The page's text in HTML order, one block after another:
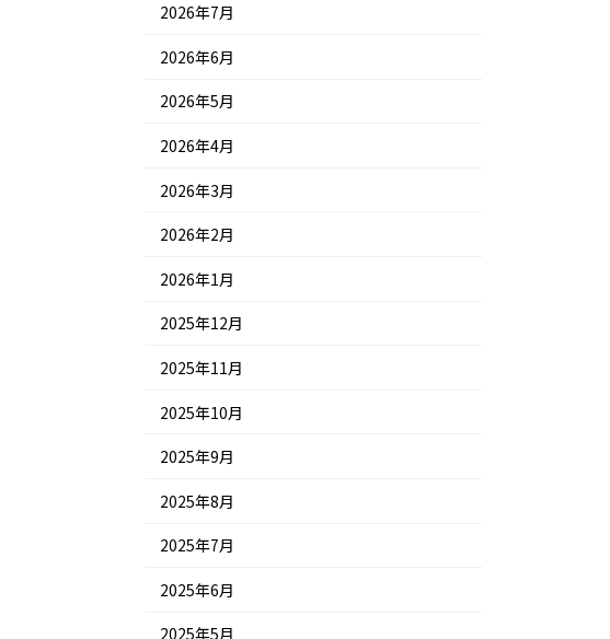
2026年7月
2026年6月
2026年5月
2026年4月
2026年3月
2026年2月
2026年1月
2025年12月
2025年11月
2025年10月
2025年9月
2025年8月
2025年7月
2025年6月
2025年5月